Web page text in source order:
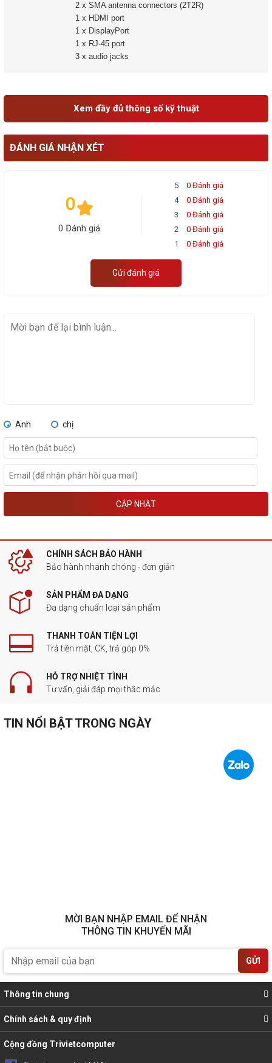
2 x SMA antenna connectors (2T2R)
1 x HDMI port
1 x DisplayPort
1 x RJ-45 port
3 x audio jacks
Xem đầy đủ thông số kỹ thuật
ĐÁNH GIÁ NHẬN XÉT
0
0 Đánh giá
5
0 Đánh giá
4
0 Đánh giá
3
0 Đánh giá
2
0 Đánh giá
1
0 Đánh giá
Gửi đánh giá
Anh chị
CẬP NHẬT
CHÍNH SÁCH BẢO HÀNH
Bảo hành nhanh chóng - đơn giản
SẢN PHẨM ĐA DẠNG
Đa dạng chuẩn loại sản phẩm
THANH TOÁN TIỆN LỢI
Trả tiền mặt, CK, trả góp 0%
HỖ TRỢ NHIỆT TÌNH
Tư vấn, giải đáp mọi thắc mắc
TIN NỔI BẬT TRONG NGÀY
MỜI BẠN NHẬP EMAIL ĐỂ NHẬN
THÔNG TIN KHUYẾN MÃI
GỬI
Thông tin chung
Chính sách & quy định
Cộng đồng Trivietcomputer